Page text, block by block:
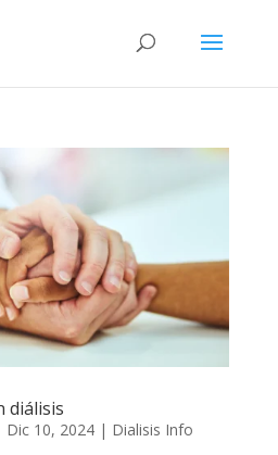
diálisis
Dic 10, 2024| Dialisis Info